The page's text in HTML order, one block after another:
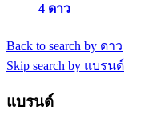
4 ดาว
Back to search by ดาว
Skip search by แบรนด์
แบรนด์